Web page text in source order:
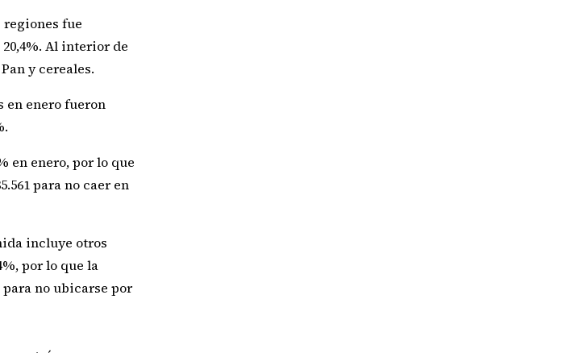
fue
Al interior de
y cereales.
en enero fueron
en enero, por lo que
para no caer en
incluye otros
por lo que la
no ubicarse por